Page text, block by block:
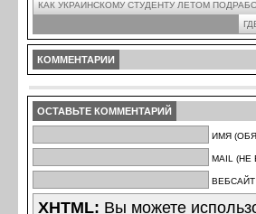
КАК УКРАИНСКОМУ СТУДЕНТУ ЛЕТОМ
КОММЕНТАРИИ
ОСТАВЬТЕ КОММЕНТАРИЙ
ИМЯ
MAIL
XHTML: Вы можете